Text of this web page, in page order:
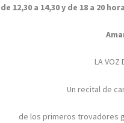
12,30 a 14,30 y de 18 a 20
LA VOZ
Un recital de
de los primeros trovadores